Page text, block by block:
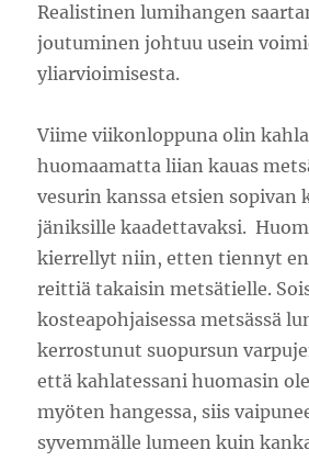
Realistinen lumihangen
joutuminen johtuu usein
yliarvioimisesta.
Viime viikonloppuna olin
huomaamatta liian kauas
vesurin kanssa etsien sopivan
jäniksille kaadettavaksi.
kierrellyt niin, etten tiennyt
reittiä takaisin metsätielle.
kosteapohjaisessa metsässä
kerrostunut suopursun
että kahlatessani huomasin
myöten hangessa, siis
syvemmälle lumeen kuin